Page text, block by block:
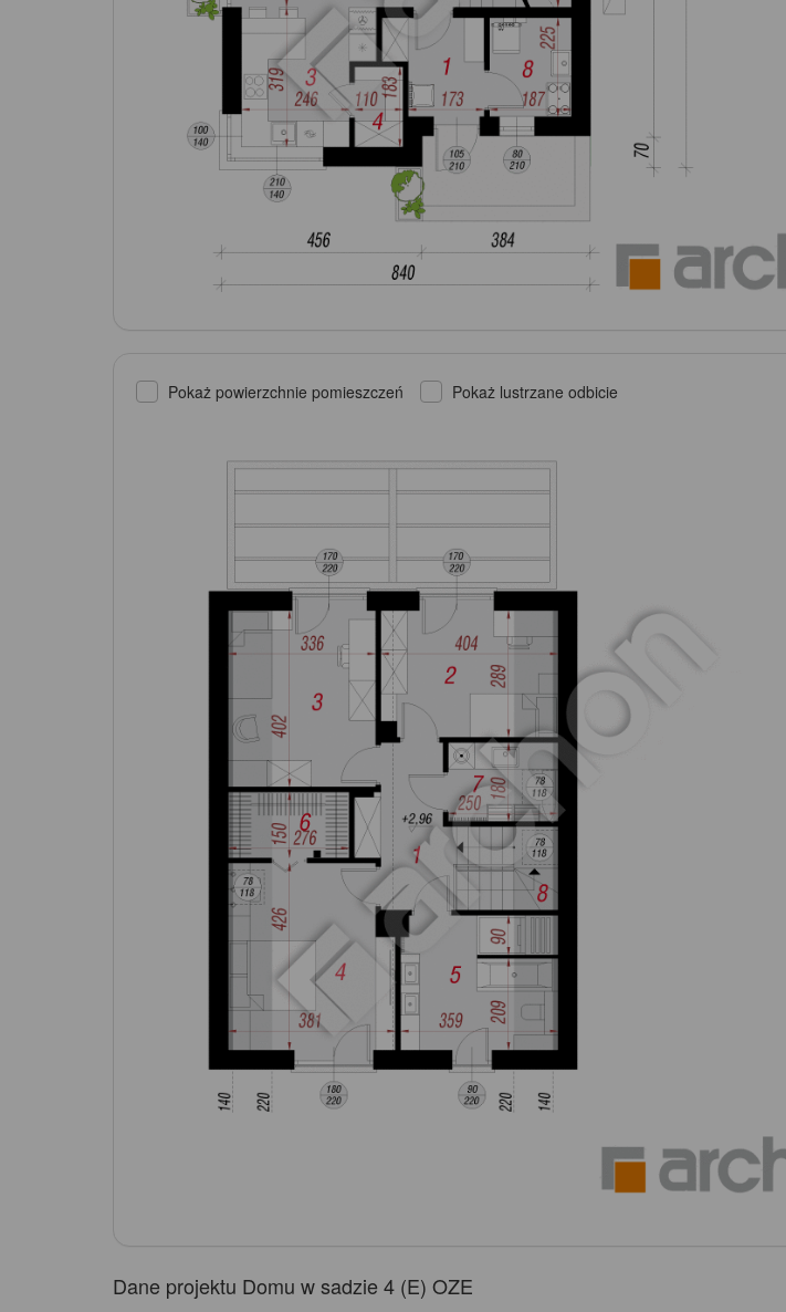
Pokaż powierzchnie pomieszczeń Pokaż lustrzane odbicie
Dane projektu Domu w sadzie 4 (E) OZE